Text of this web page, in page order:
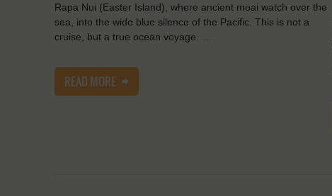
Rapa Nui (Easter Island), where ancient moai watch over the
sea, into the wide blue silence of the Pacific. This is not a
cruise, but a true ocean voyage. …
READ MORE